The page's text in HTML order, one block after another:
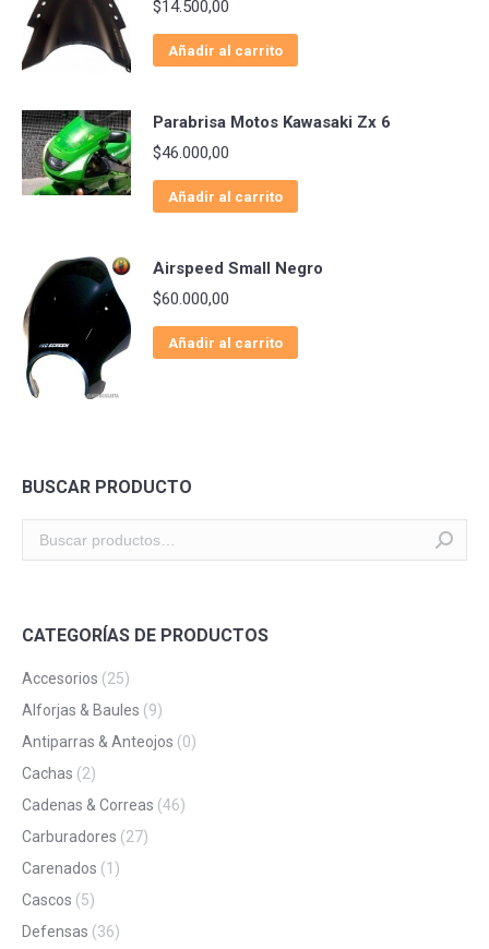
$14.500,00
Añadir al carrito
Parabrisa Motos Kawasaki Zx 6
$46.000,00
Añadir al carrito
Airspeed Small Negro
$60.000,00
Añadir al carrito
BUSCAR PRODUCTO
CATEGORÍAS DE PRODUCTOS
Accesorios (25)
Alforjas & Baules (9)
Antiparras & Anteojos (0)
Cachas (2)
Cadenas & Correas (46)
Carburadores (27)
Carenados (1)
Cascos (5)
Defensas (36)